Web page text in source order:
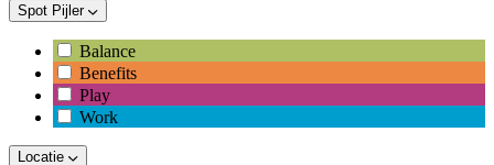
Spot Pijler
Balance
Benefits
Play
Work
Locatie